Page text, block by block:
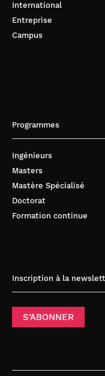
International
Entreprise
Campus
Programmes
Ingénieurs
Masters
Mastère Spécialisé
Doctorat
Formation continue
Inscription à la
S’ABONNER